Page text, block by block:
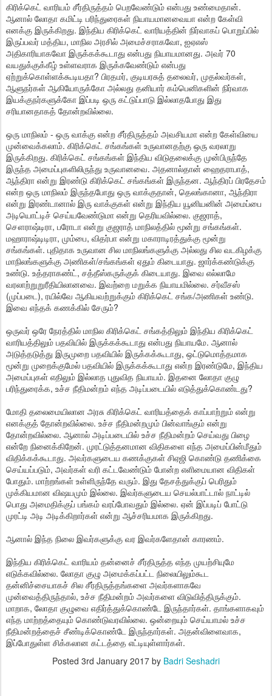
கிரிக்கெட் வாரியம் சீர்திருத்தம் பெறவேண்டும் என்பது உண்மைதான்.
ஆனால் லோதா கமிட்டி பரிந்துரைகள் நியாயமானவையா என்ற கேள்வி
எனக்கு இருக்கிறது. இந்திய கிரிக்கெட் வாரியத்தின் நிர்வாகப் பொறுப்பில்
இருப்பவர் மத்திய, மாநில அரசில் அமைச்சராகவோ, ஐஏஎஸ்
அதிகாரியாகவோ இருக்கக்கூடாது என்பது நியாயமானது. அவர் 70
வயதுக்குக்கீழ் உள்ளவராக இருக்கவேண்டும் என்பது
ஏற்றுக்கொள்ளக்கூடியதா? பிரதமர், குடியரசுத் தலைவர், முதல்வர்கள்,
ஆளுநர்கள் ஆகியோருக்கோ அல்லது தனியார் கம்பெனிகளின் நிர்வாக
இயக்குநர்களுக்கோ இப்படி ஒரு கட்டுப்பாடு இல்லாதபோது இது
சரியானதாகத் தோன்றவில்லை.
ஒரு மாநிலம் - ஒரு வாக்கு என்ற சீர்திருத்தம் அவசியமா என்ற கேள்வியை
முன்வைக்கலாம். கிரிக்கெட் சங்கங்கள் உருவானதற்கு ஒரு வரலாறு
இருக்கிறது. கிரிக்கெட் சங்கங்கள் இந்திய விடுதலைக்கு முன்பிருந்தே
இருந்த அமைப்புகளிலிருந்து உருவானவை. அதனால்தான் ஹைதராபாத்,
ஆந்திரா என்று இரண்டு கிரிக்கெட் சங்கங்கள் இருந்தன. ஆந்திரப் பிரதேசம்
என்ற ஒரு மாநிலம் இருந்தபோது ஒரு வாக்குதான், தெலங்கானா, ஆந்திரா
என்று இரண்டானால் இரு வாக்குகள் என்று இந்திய யூனியனின் அமைப்பை
அடியொட்டிச் செய்யவேண்டுமா என்று தெரியவில்லை. குஜராத்,
சௌராஷ்டிரா, பரோடா என்று குஜராத் மாநிலத்தில் மூன்று சங்கங்கள்.
மஹாராஷ்டிடிரா, மும்பை, விதர்பா என்று மகாராடிரத்துக்கு மூன்று
சங்கங்கள். புதிதாக உருவான சில மாநிலங்களுக்கு அல்லது சில வடகிழக்கு
மாநிலங்களுக்கு அணிகள்/சங்கங்கள் ஏதும் கிடையாது. ஜார்க்கண்டுக்கு
உண்டு. உத்தராகண்ட், சத்தீஸ்கருக்குக் கிடையாது. இவை எல்லாமே
வரலாற்றுறுரீதியிலானவை. இவற்றை மறுக்க நியாயமில்லை. சர்வீசஸ்
(முப்படை), ரயில்வே ஆகியவற்றுக்கும் கிரிக்கெட் சங்க/அணிகள் உண்டு.
இவை எந்தக் கணக்கில் சேரும்?
ஒருவர் ஒரே நேரத்தில் மாநில கிரிக்கெட் சங்கத்திலும் இந்திய கிரிக்கெட்
வாரியத்திலும் பதவியில் இருக்கக்கூடாது என்பது நியாயமே. ஆனால்
அடுத்தடுத்து இருமுறை பதவியில் இருக்கக்கூடாது, ஒட்டுமொத்தமாக
மூன்று முறைக்குமேல் பதவியில் இருக்கக்கூடாது என்ற இரண்டுமே, இந்திய
அமைப்புகள் எதிலும் இல்லாத புதுவித நியாயம். இதனை லோதா குழு
பரிந்துரைக்க, உச்ச நீதிமன்றம் எந்த அடிப்படையில் எடுத்துக்கொண்டது?
மோதி தலைமையிலான அரசு கிரிக்கெட் வாரியத்தைக் காப்பாற்றும் என்று
எனக்குத் தோன்றவில்லை. உச்ச நீதிமன்றமும் பின்வாங்கும் என்று
தோன்றவில்லை. ஆனால் அடிப்படையில் உச்ச நீதிமன்றம் செய்வது பிழை
என்றே நினைக்கிறேன். முரட்டுத்தனமான விதிகளை எந்த அமைப்பின்மீதும்
விதிக்கக்கூடாது. அவர்களுடைய கணக்குகள் சிஏஜி கொண்டு தணிக்கை
செய்யப்படும், அவர்கள் வரி கட்டவேண்டும் போன்ற எளிமையான விதிகள்
போதும். மாற்றங்கள் உள்ளிருந்தே வரும். இது தேசத்துக்குப் பெரிதும்
முக்கியமான விஷயமும் இல்லை. இவர்களுடைய செயல்பாட்டால் நாட்டில்
பொது அமைதிக்குப் பங்கம் வரப்போவதும் இல்லை. ஏன் இப்படிப் போட்டு
முரட்டி அடி அடிக்கிறார்கள் என்று ஆச்சரியமாக இருக்கிறது.
ஆனால் இந்த நிலை இவர்களுக்கு வர இவர்களேதான் காரணம்.
இந்திய கிரிக்கெட் வாரியம் தன்னைச் சீர்திருத்த எந்த முயற்சியுமே
எடுக்கவில்லை. லோதா குழு அமைக்கப்பட்ட நிலையிலும்கூட
தன்னிச்சையாகச் சில சீர்திருத்தங்களை அவர்களாகவே
முன்வைத்திருந்தால், உச்ச நீதிமன்றம் அவர்களை விடுவித்திருக்கும்.
மாறாக, லோதா குழுவை எதிர்த்துக்கொண்டே இருந்தார்கள். தாங்களாகவும்
எந்த மாற்றத்தையும் கொண்டுவரவில்லை. ஒன்றையும் செய்யாமல் உச்ச
நீதிமன்றத்தைச் சீண்டிக்கொண்டே இருந்தார்கள். அதன்விளைவாக,
இப்போதுள்ள சிக்கலான கட்டத்தை எட்டியுள்ளார்கள்.
Posted 3rd January 2017 by Badri Seshadri